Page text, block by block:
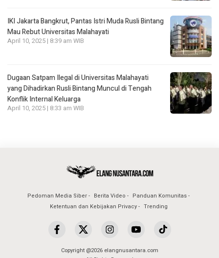
IKI Jakarta Bangkrut, Pantas Istri Muda Rusli Bintang
Mau Rebut Universitas Malahayati
April 10, 2025 | 8:39 am WIB
Dugaan Satpam Ilegal di Universitas Malahayati
yang Dihadirkan Rusli Bintang Muncul di Tengah
Konflik Internal Keluarga
April 10, 2025 | 8:33 am WIB
Pedoman Media Siber Berita Video
Panduan Komunitas
Ketentuan dan Kebijakan Privacy
Trending
Copyright @2026 elangnusantara.com